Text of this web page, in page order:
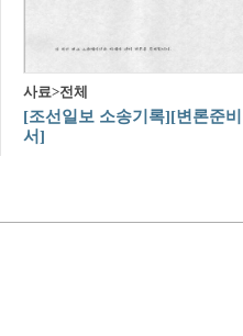
사료>전체
[조선일보 소송기록][변론준비
서]